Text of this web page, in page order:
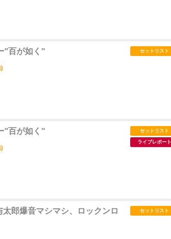
"百が如く"
)
セットリスト
"百が如く"
)
セットリスト
ライブレポート
郎爆音マシマシ、ロックンロ
セットリスト